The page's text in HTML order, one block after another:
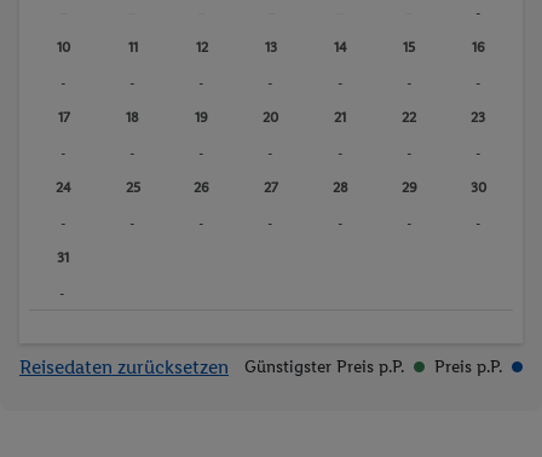
Fitnessstudio
Wassersport
-
10
-
11
-
12
-
13
-
14
-
15
-
16
-
17
-
18
-
19
-
20
-
21
-
22
-
23
-
24
-
25
-
26
-
27
-
28
-
29
-
30
-
31
-
Reisedaten zurücksetzen Günstigster Preis p.P. Preis p.P.